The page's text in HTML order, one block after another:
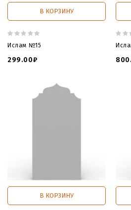
В КОРЗИНУ
Ислам №15
299.00₽
В КОРЗИНУ